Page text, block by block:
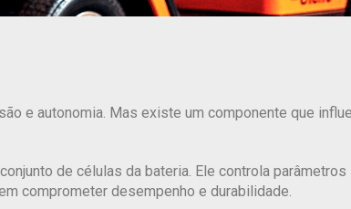
e autonomia. Mas existe um componente que
de células da bateria. Ele controla
comprometer desempenho e durabilidade.